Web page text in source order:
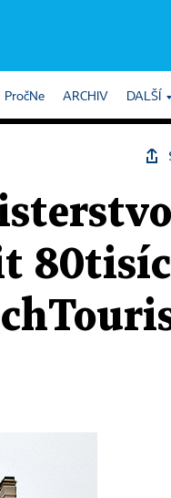
PročNe ARCHIV DALŠÍ